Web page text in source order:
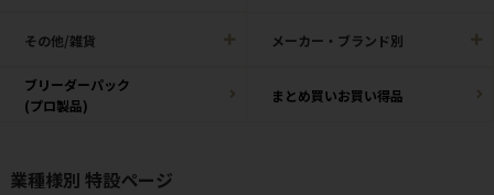
その他/雑貨 メーカー・ブランド別
ブリーダーパック
(プロ製品)
まとめ買いお買い得品
業種様別 特設ページ